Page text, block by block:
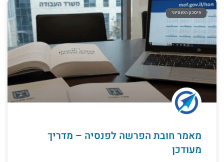
חיסכון הפנסיוני
מאמר חובת הפרשה לפנסיה – מדריך
מעודכן